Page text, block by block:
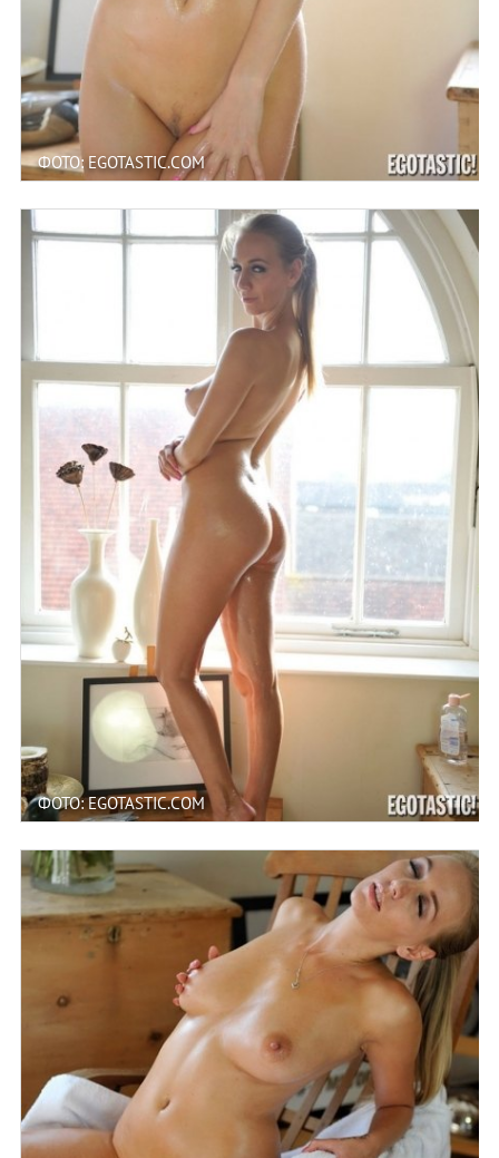
ФОТО: EGOTASTIC.COM
ФОТО: EGOTASTIC.COM